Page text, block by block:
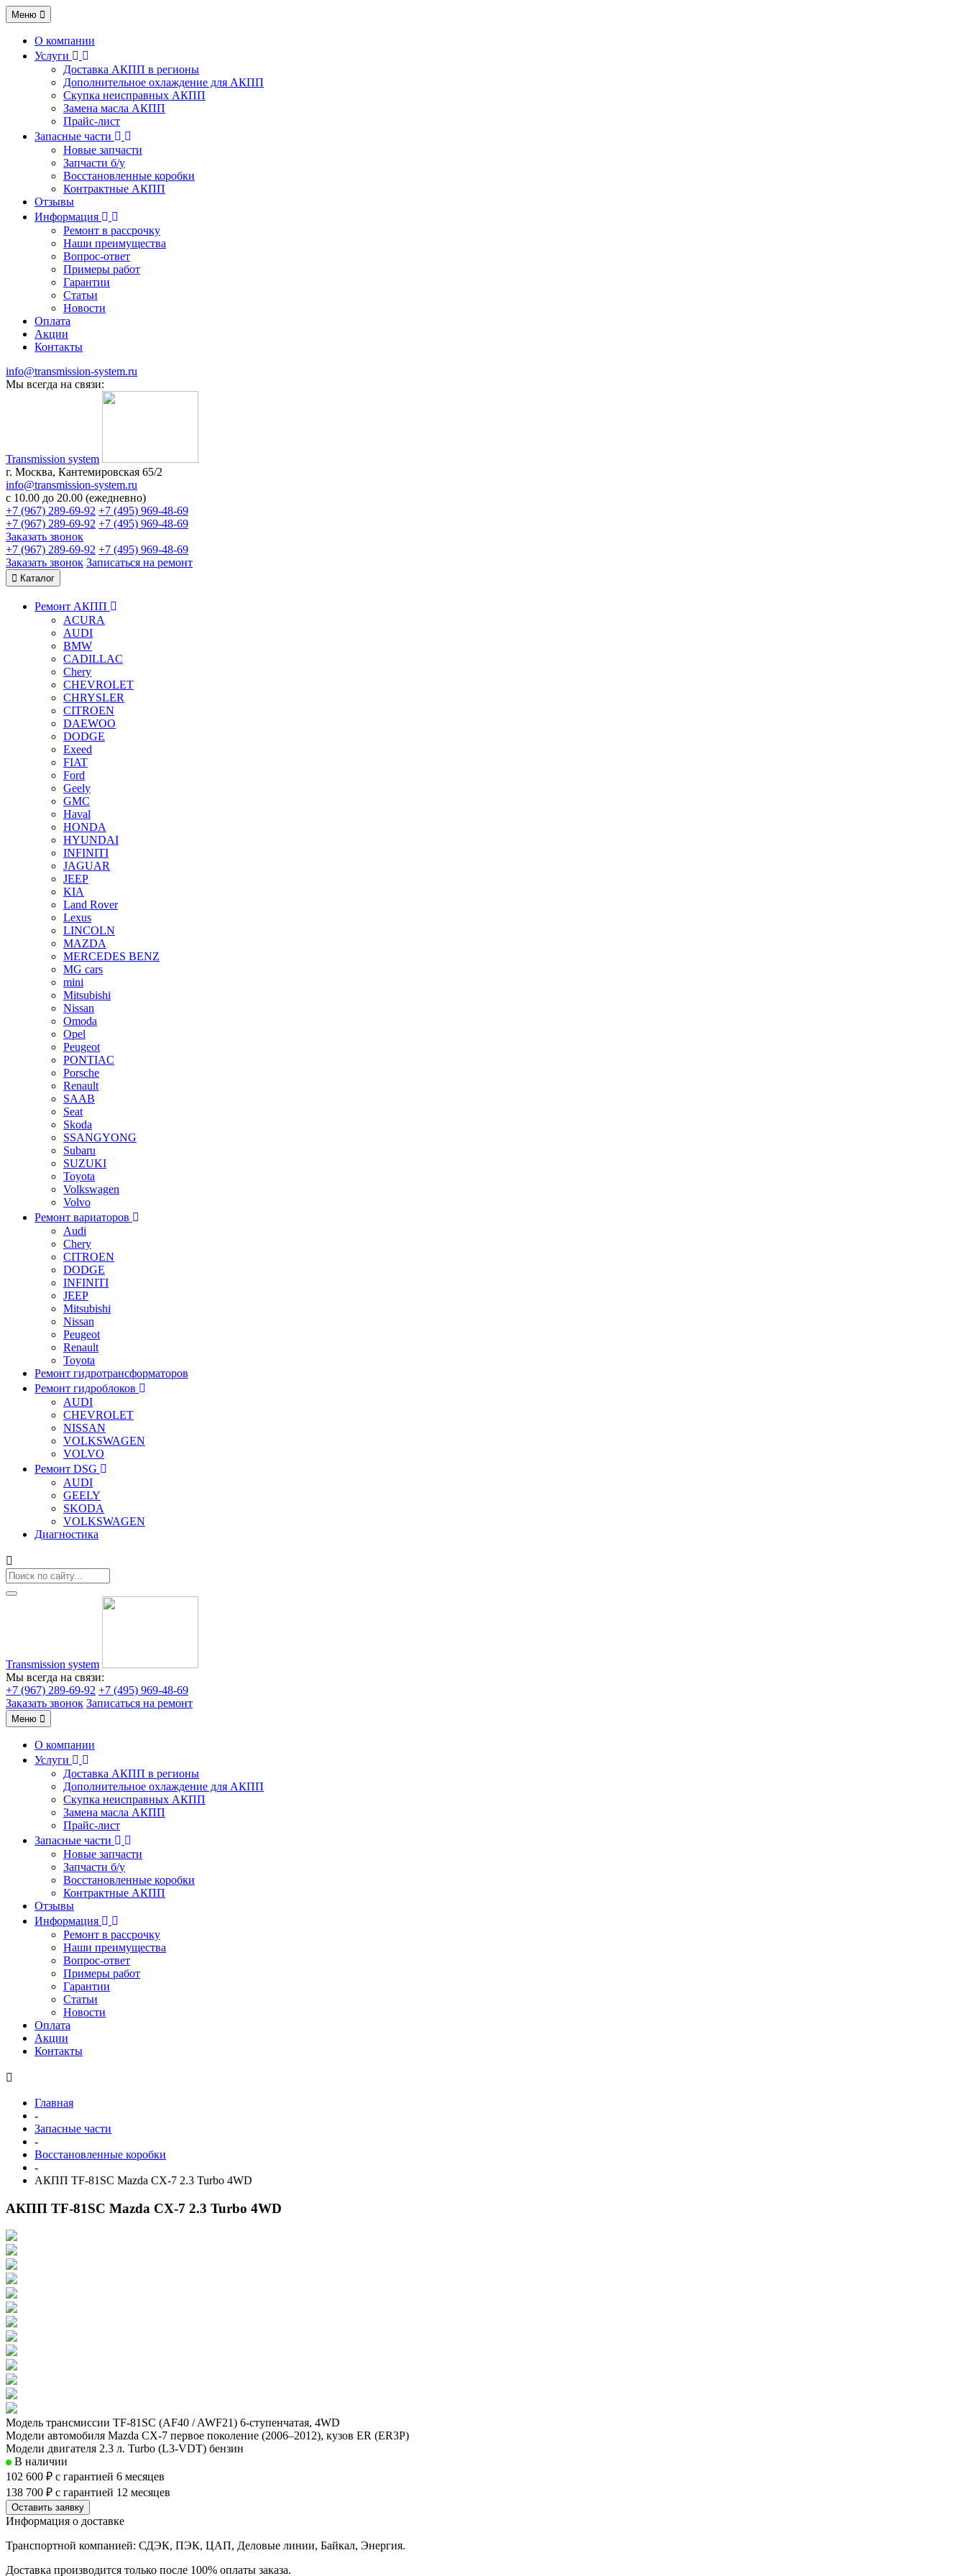
Меню
О компании
Услуги
Доставка АКПП в регионы
Дополнительное охлаждение для АКПП
Скупка неисправных АКПП
Замена масла АКПП
Прайс-лист
Запасные части
Новые запчасти
Запчасти б/у
Восстановленные коробки
Контрактные АКПП
Отзывы
Информация
Ремонт в рассрочку
Наши преимущества
Вопрос-ответ
Примеры работ
Гарантии
Статьи
Новости
Оплата
Акции
Контакты
info@transmission-system.ru
Мы всегда на связи:
Transmission system
г. Москва, Кантемировская 65/2
info@transmission-system.ru
с 10.00 до 20.00 (ежедневно)
+7 (967) 289-69-92 +7 (495) 969-48-69
+7 (967) 289-69-92 +7 (495) 969-48-69
Заказать звонок
+7 (967) 289-69-92 +7 (495) 969-48-69
Заказать звонок Записаться на ремонт
Каталог
Ремонт АКПП
ACURA
AUDI
BMW
CADILLAC
Chery
CHEVROLET
CHRYSLER
CITROEN
DAEWOO
DODGE
Exeed
FIAT
Ford
Geely
GMC
Haval
HONDA
HYUNDAI
INFINITI
JAGUAR
JEEP
KIA
Land Rover
Lexus
LINCOLN
MAZDA
MERCEDES BENZ
MG cars
mini
Mitsubishi
Nissan
Omoda
Opel
Peugeot
PONTIAC
Porsche
Renault
SAAB
Seat
Skoda
SSANGYONG
Subaru
SUZUKI
Toyota
Volkswagen
Volvo
Ремонт вариаторов
Audi
Chery
CITROEN
DODGE
INFINITI
JEEP
Mitsubishi
Nissan
Peugeot
Renault
Toyota
Ремонт гидротрансформаторов
Ремонт гидроблоков
AUDI
CHEVROLET
NISSAN
VOLKSWAGEN
VOLVO
Ремонт DSG
AUDI
GEELY
SKODA
VOLKSWAGEN
Диагностика
Transmission system
Мы всегда на связи:
+7 (967) 289-69-92 +7 (495) 969-48-69
Заказать звонок Записаться на ремонт
Меню
О компании
Услуги
Доставка АКПП в регионы
Дополнительное охлаждение для АКПП
Скупка неисправных АКПП
Замена масла АКПП
Прайс-лист
Запасные части
Новые запчасти
Запчасти б/у
Восстановленные коробки
Контрактные АКПП
Отзывы
Информация
Ремонт в рассрочку
Наши преимущества
Вопрос-ответ
Примеры работ
Гарантии
Статьи
Новости
Оплата
Акции
Контакты
Главная
-
Запасные части
-
Восстановленные коробки
-
АКПП TF-81SC Mazda CX-7 2.3 Turbo 4WD
АКПП TF-81SC Mazda CX-7 2.3 Turbo 4WD
Модель трансмиссии TF-81SC (AF40 / AWF21) 6-ступенчатая, 4WD
Модели автомобиля Mazda CX-7 первое поколение (2006–2012), кузов ER (ER3P)
Модели двигателя 2.3 л. Turbo (L3-VDT) бензин
В наличии
102 600 ₽ с гарантией 6 месяцев
138 700 ₽ с гарантией 12 месяцев
Оставить заявку
Информация о доставке
Транспортной компанией: СДЭК, ПЭК, ЦАП, Деловые линии, Байкал, Энергия.
Доставка производится только после 100% оплаты заказа.